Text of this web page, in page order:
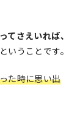
てさえいれば、
ということです。
た時に思い出